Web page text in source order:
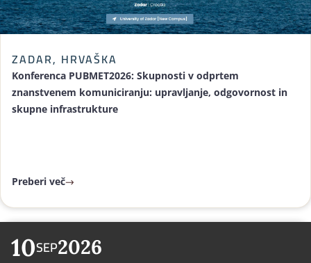
ZADAR, HRVAŠKA
Konferenca PUBMET2026: Skupnosti v odprtem
znanstvenem komuniciranju: upravljanje, odgovornost in
skupne infrastrukture
Preberi več
10SEP2026